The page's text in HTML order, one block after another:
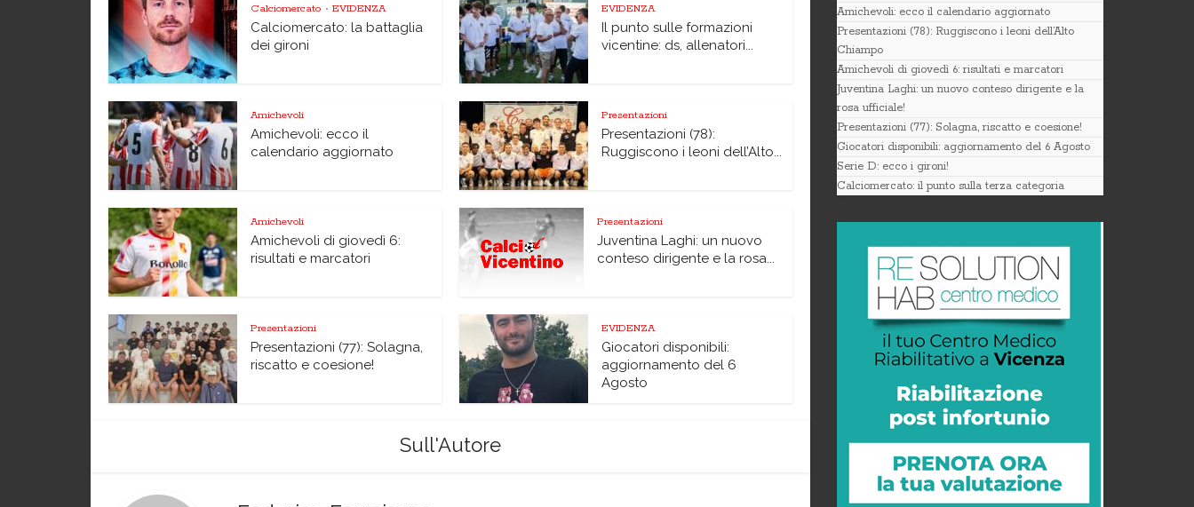
Calciomercato • EVIDENZA
Calciomercato: la battaglia
dei gironi
EVIDENZA
Il punto sulle formazioni
vicentine: ds, allenatori...
Amichevoli
Amichevoli: ecco il
calendario aggiornato
Presentazioni
Presentazioni (78):
Ruggiscono i leoni dell’Alto...
Amichevoli
Amichevoli di giovedì 6:
risultati e marcatori
Presentazioni
Juventina Laghi: un nuovo
conteso dirigente e la rosa...
Presentazioni
Presentazioni (77): Solagna,
riscatto e coesione!
EVIDENZA
Giocatori disponibili:
aggiornamento del 6
Agosto
Sull'Autore
Amichevoli: ecco il calendario aggiornato
Presentazioni (78): Ruggiscono i leoni dell’Alto
Chiampo
Amichevoli di giovedì 6: risultati e marcatori
Juventina Laghi: un nuovo conteso dirigente e la
rosa ufficiale!
Presentazioni (77): Solagna, riscatto e coesione!
Giocatori disponibili: aggiornamento del 6 Agosto
Serie D: ecco i gironi!
Calciomercato: il punto sulla terza categoria